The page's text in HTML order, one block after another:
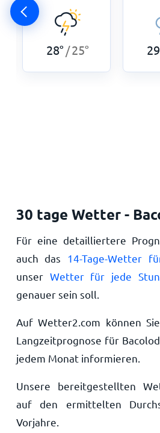
28° /25° 29
30 tage Wetter -
Für eine detailliertere
auch das 14-Tage-Wetter
unser Wetter für jede
genauer sein soll.
Auf Wetter2.com können
Langzeitprognose für
jedem Monat informieren.
Unsere bereitgestellten
auf den ermittelten
Vorjahre.